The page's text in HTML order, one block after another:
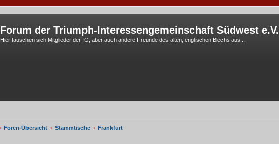
Forum der Triumph-Interessengemeinschaft Südwest e.V.
Hier tauschen sich Mitglieder der IG, aber auch andere Freunde des alten, englischen Blechs aus...
Foren-Übersicht Stammtische Frankfurt